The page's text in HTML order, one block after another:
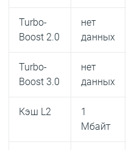
Turbo-
Boost 2.0
нет
данных
Turbo-
Boost 3.0
нет
данных
Кэш L2
1
Мбайт